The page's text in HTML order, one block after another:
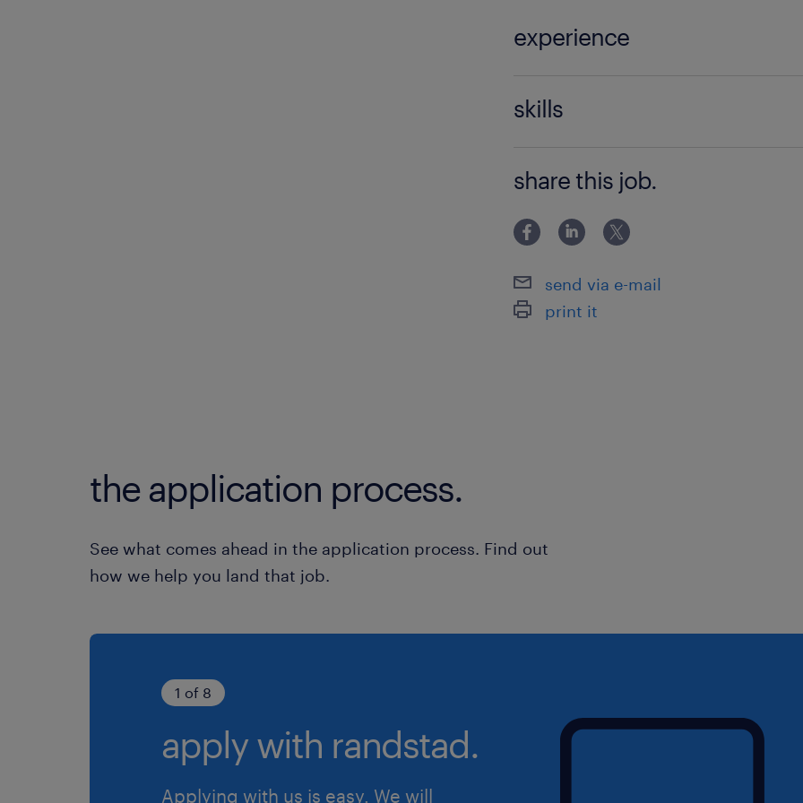
experience
す）
skills
share this job.
send via e-mail
print it
the application process.
See what comes ahead in the application process. Find out
how we help you land that job.
1 of 8
apply with randstad.
Applying with us is easy. We will